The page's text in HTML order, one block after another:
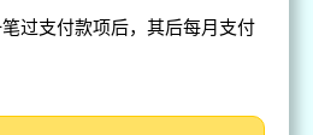
过支付款项后，其后每月支付